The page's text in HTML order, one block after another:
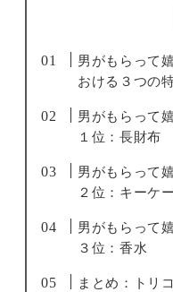
男がもらって
おける３つの
男がもらって
１位：長財布
男がもらって
２位：キーケ
男がもらって
３位：香水
まとめ：トリ